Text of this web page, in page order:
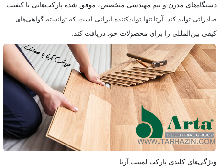
دستگاه‌های مدرن و تیم مهندسی متخصص، موفق شده پارکت‌هایی با کیفیت
صادراتی تولید کند. آرتا تنها تولیدکننده ایرانی است که توانسته گواهی‌های
کیفی بین‌المللی را برای محصولات خود دریافت کند.
ویژگی‌های کلیدی پارکت لمینت آرتا: